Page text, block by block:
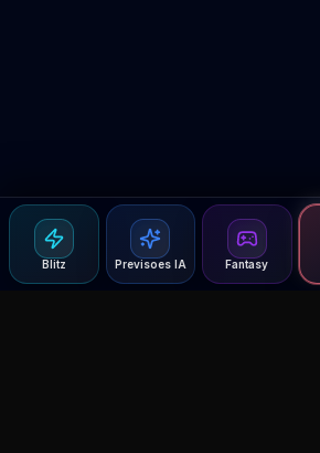
Blitz Previsoes IA Fantasy